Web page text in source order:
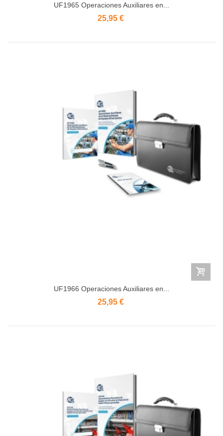
UF1965 Operaciones Auxiliares en...
25,95 €
UF1966 Operaciones Auxiliares en...
25,95 €